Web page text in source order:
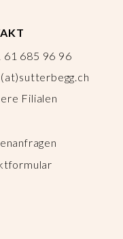
61 685 96 96
Filialen